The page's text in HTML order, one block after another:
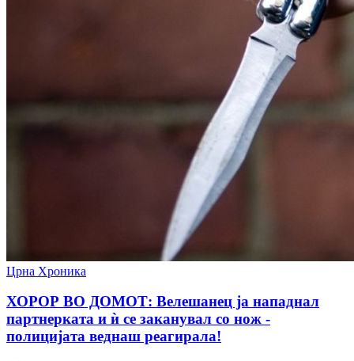
Црна Хроника
ХОРОР ВО ДОМОТ: Велешанец ја нападнал
партнерката и ѝ се заканувал со нож -
полицијата веднаш реагирала!